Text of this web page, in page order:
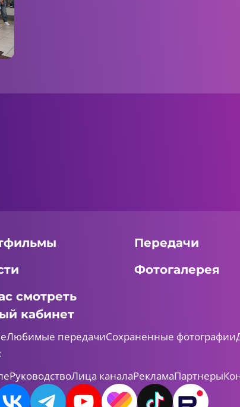
Передачи
Фотогалерея
смотреть
кабинет
Любимые передачиСохраненные фотографии
РуководствоЛица каналаРекламаПартнеры